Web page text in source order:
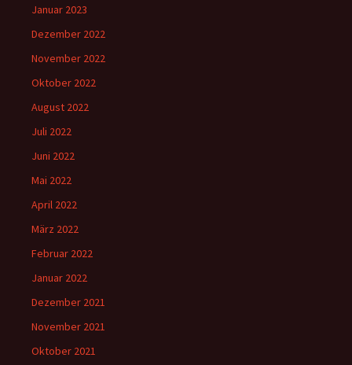
Januar 2023
Dezember 2022
November 2022
Oktober 2022
August 2022
Juli 2022
Juni 2022
Mai 2022
April 2022
März 2022
Februar 2022
Januar 2022
Dezember 2021
November 2021
Oktober 2021